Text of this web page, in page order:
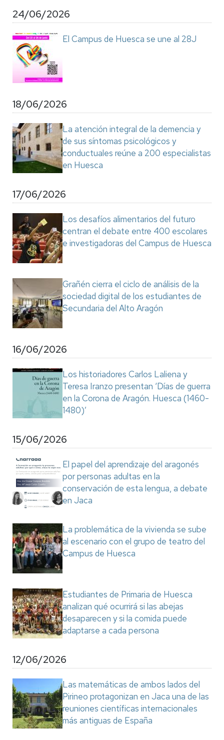
24/06/2026
El Campus de Huesca se une al 28J
18/06/2026
La atención integral de la demencia y
de sus síntomas psicológicos y
conductuales reúne a 200 especialistas
en Huesca
17/06/2026
Los desafíos alimentarios del futuro
centran el debate entre 400 escolares
e investigadoras del Campus de Huesca
Grañén cierra el ciclo de análisis de la
sociedad digital de los estudiantes de
Secundaria del Alto Aragón
16/06/2026
Los historiadores Carlos Laliena y
Teresa Iranzo presentan ‘Días de guerra
en la Corona de Aragón. Huesca (1460-
1480)’
15/06/2026
El papel del aprendizaje del aragonés
por personas adultas en la
conservación de esta lengua, a debate
en Jaca
La problemática de la vivienda se sube
al escenario con el grupo de teatro del
Campus de Huesca
Estudiantes de Primaria de Huesca
analizan qué ocurrirá si las abejas
desaparecen y si la comida puede
adaptarse a cada persona
12/06/2026
Las matemáticas de ambos lados del
Pirineo protagonizan en Jaca una de las
reuniones científicas internacionales
más antiguas de España